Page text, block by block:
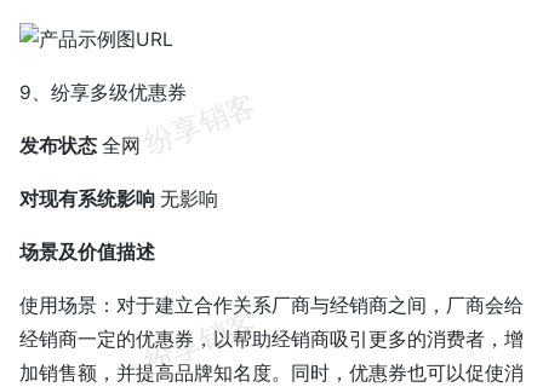
9、纷享多级优惠券
发布状态 全网
对现有系统影响 无影响
场景及价值描述
使用场景：对于建立合作关系厂商与经销商之间，厂商会给
经销商一定的优惠券，以帮助经销商吸引更多的消费者，增
加销售额，并提高品牌知名度。同时，优惠券也可以促使消